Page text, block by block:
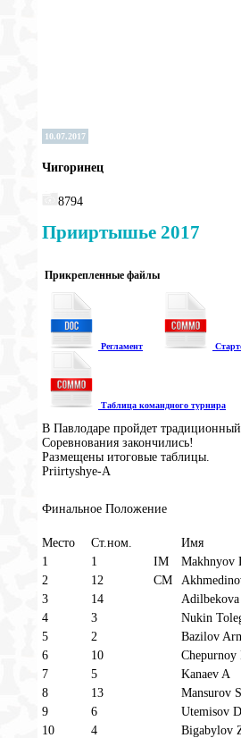
10.07.2017
Чигоринец
8794
Прииртышье 2017
Прикрепленные файлы
Регламент
Таблица командного турнира
В Павлодаре пройдет традиционный
Соревнования закончились!
Размещены итоговые таблицы.
Priirtyshye-A
Финальное Положение
Место Ст.ном. Имя
1
1 IM Makhnyov
2
12 CM
3
14 Adilbekova
4
3 Nukin
5
2 Bazilov
6
10 Chepurnoy
7
5 Kanaev A
8
13 Mansurov
9
6 Utemisov
10
4 Bigabylov